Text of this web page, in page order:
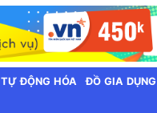
TỰ ĐỘNG HÓA ĐỒ GIA DỤNG